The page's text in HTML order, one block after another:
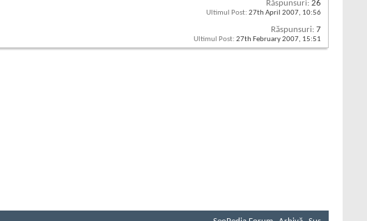
Răspunsuri: 26
Ultimul Post: 27th April 2007, 10:56
Răspunsuri: 7
Ultimul Post: 27th February 2007, 15:51